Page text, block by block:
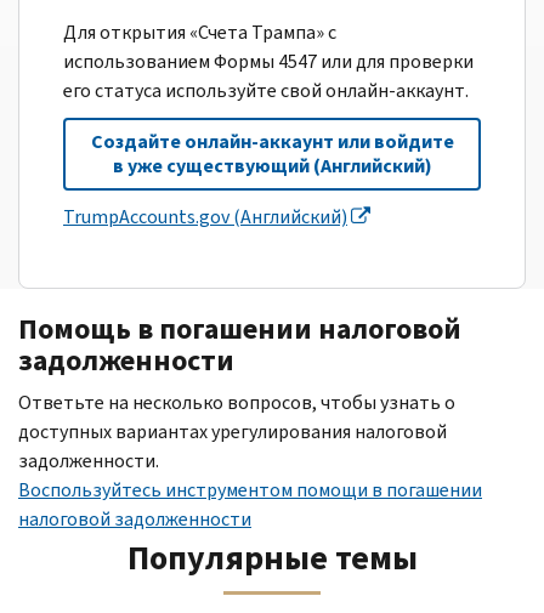
Для открытия «Счета Трампа» с
использованием Формы 4547 или для проверки
его статуса используйте свой онлайн-аккаунт.
Создайте онлайн-аккаунт или войдите
в уже существующий (Английский)
TrumpAccounts.gov (Английский)
Помощь в погашении налоговой
задолженности
Ответьте на несколько вопросов, чтобы узнать о
доступных вариантах урегулирования налоговой
задолженности.
Воспользуйтесь инструментом помощи в погашении
налоговой задолженности
Популярные темы